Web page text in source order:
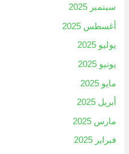
سبتمبر 2025
أغسطس 2025
يوليو 2025
يونيو 2025
مايو 2025
أبريل 2025
مارس 2025
فبراير 2025